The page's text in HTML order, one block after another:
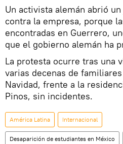
Un activista alemán abrió
contra la empresa, porque
encontradas en Guerrero,
que el gobierno alemán ha
La protesta ocurre tras una
varias decenas de
Navidad, frente a la
Pinos, sin incidentes.
América Latina Internacional
Desaparición de estudiantes en México